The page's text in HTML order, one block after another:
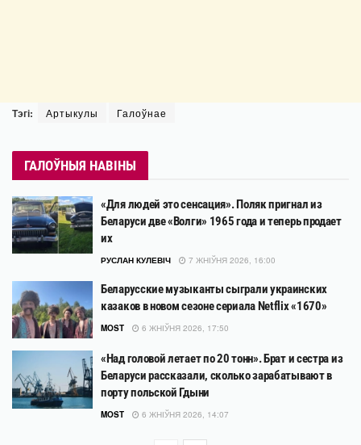
Тэгі: Артыкулы Галоўнае
ГАЛОЎНЫЯ НАВІНЫ
«Для людей это сенсация». Поляк пригнал из
Беларуси две «Волги» 1965 года и теперь продает
их
РУСЛАН КУЛЕВІЧ 7 ЖНІЎНЯ 2026, 16:00
Беларусские музыканты сыграли украинских
казаков в новом сезоне сериала Netflix «1670»
MOST 6 ЖНІЎНЯ 2026, 17:50
«Над головой летает по 20 тонн». Брат и сестра из
Беларуси рассказали, сколько зарабатывают в
порту польской Гдыни
MOST 6 ЖНІЎНЯ 2026, 14:07